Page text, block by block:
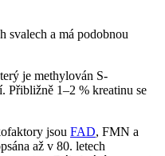
svalech a má podobnou
je methylován S-
Přibližně 1–2 % kreatinu se
jsou FAD, FMN a
až v 80. letech